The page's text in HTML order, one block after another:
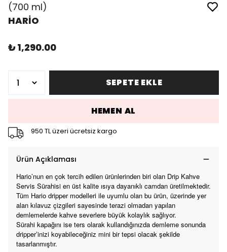
(700 ml)
HARİO
₺ 1,290.00
SEPETE EKLE
HEMEN AL
950 TL üzeri ücretsiz kargo
Ürün Açıklaması
Hario’nun en çok tercih edilen ürünlerinden biri olan Drip Kahve
Servis Sürahisi en üst kalite ısıya dayanıklı camdan üretilmektedir.
Tüm Hario dripper modelleri ile uyumlu olan bu ürün, üzerinde yer
alan kılavuz çizgileri sayesinde terazi olmadan yapılan
demlemelerde kahve severlere büyük kolaylık sağlıyor.
Sürahi kapağını ise ters olarak kullandığınızda demleme sonunda
dripper’inizi koyabileceğiniz mini bir tepsi olacak şekilde
tasarlanmıştır.